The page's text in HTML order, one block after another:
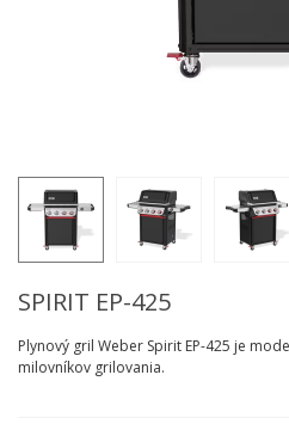
SPIRIT EP-425
Plynový gril Weber Spirit EP-425 je
milovníkov grilovania.